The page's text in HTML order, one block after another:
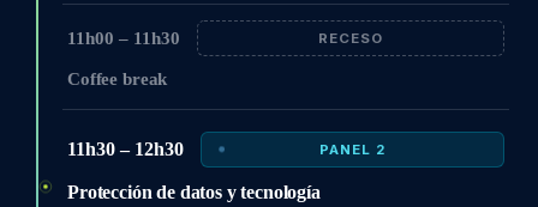
11h00 – 11h30 RECESO
Coffee break
11h30 – 12h30 PANEL 2
Protección de datos y tecnología